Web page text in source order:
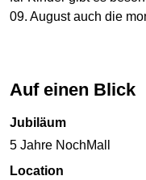
09. August auch die
Auf einen Blick
Jubiläum
5 Jahre NochMall
Location